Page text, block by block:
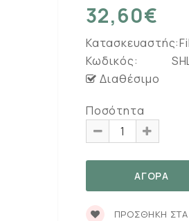
32,60€
Κατασκευαστής:
Κωδικός:
Διαθέσιμο
Ποσότητα
ΠΡΟΣΘΉΚΗ